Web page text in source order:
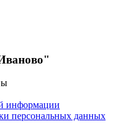
информации
персональных данных